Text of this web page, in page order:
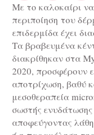
Με το καλοκαίρι
περιποίηση του
επιδερμίδα έχει
Τα βραβευμένα
διακρίθηκαν στα
2020, προσφέρουν
αποτρίχωση, βαθύ
μεσοθεραπεία
σωστής
αποφεύγοντας